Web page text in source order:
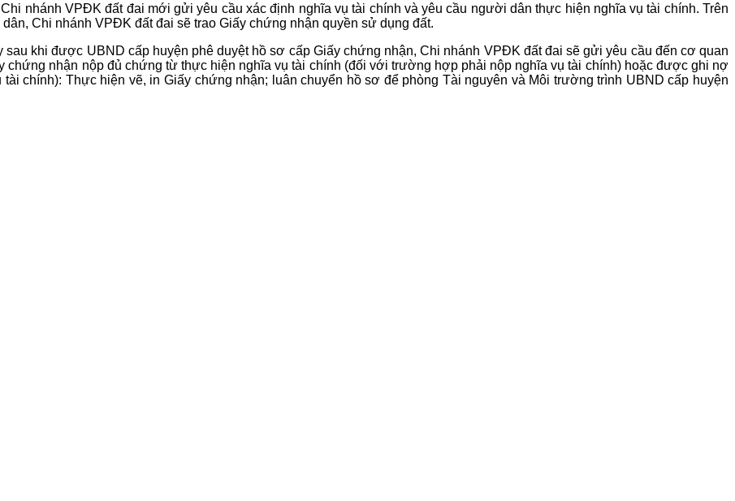
nhánh VPĐK đất đai mới gửi yêu cầu xác định nghĩa vụ tài chính và yêu cầu người dân thực hiện nghĩa vụ tài chính. Trên
Chi nhánh VPĐK đất đai sẽ trao Giấy chứng nhận quyền sử dụng đất.
khi được UBND cấp huyện phê duyệt hồ sơ cấp Giấy chứng nhận, Chi nhánh VPĐK đất đai sẽ gửi yêu cầu đến cơ quan
nhận nộp đủ chứng từ thực hiện nghĩa vụ tài chính (đối với trường hợp phải nộp nghĩa vụ tài chính) hoặc được ghi nợ
chính): Thực hiện vẽ, in Giấy chứng nhận; luân chuyển hồ sơ để phòng Tài nguyên và Môi trường trình UBND cấp huyện